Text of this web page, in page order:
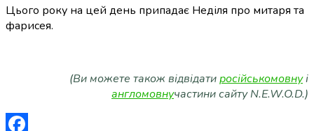
Цього року на цей день припадає Неділя про митаря та
фарисея.
(Ви можете також відвідатиросійськомовнуі
англомовнучастини сайту N.E.W.O.D.)